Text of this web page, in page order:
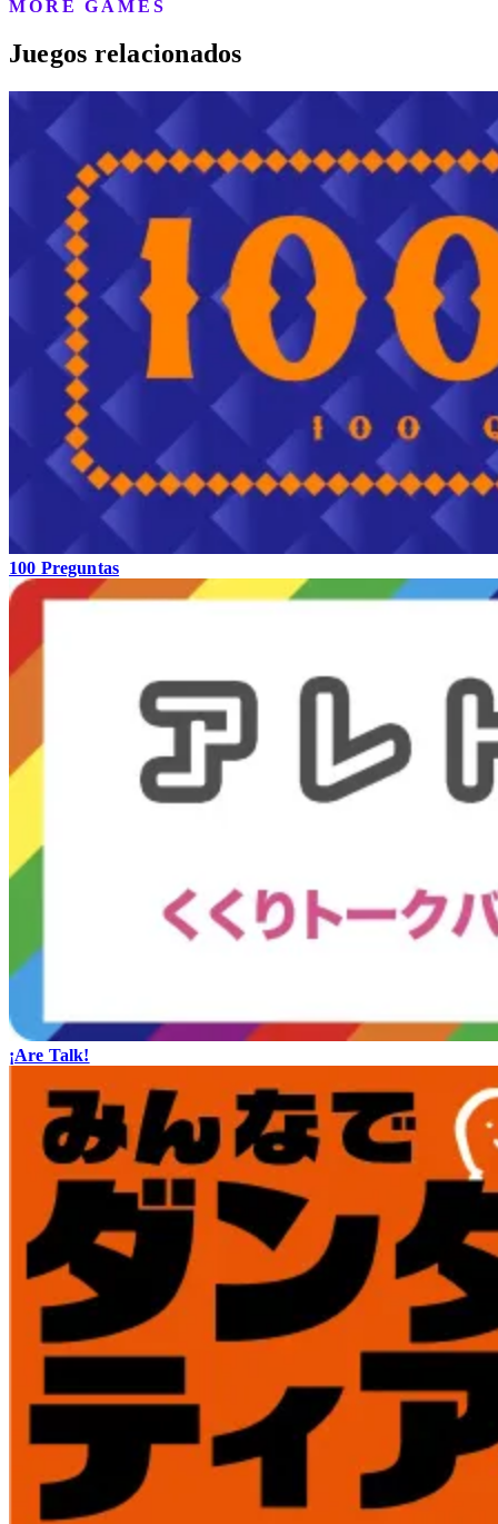
MORE GAMES
Juegos relacionados
100 Preguntas
¡Are Talk!